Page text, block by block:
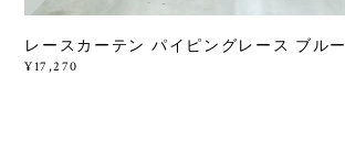
レースカーテン パイピングレース ブルー
¥17,270